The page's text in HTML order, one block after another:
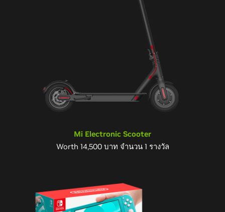
Mi Electronic Scooter
Worth 14,500 บาท จำนวน 1 รางวัล